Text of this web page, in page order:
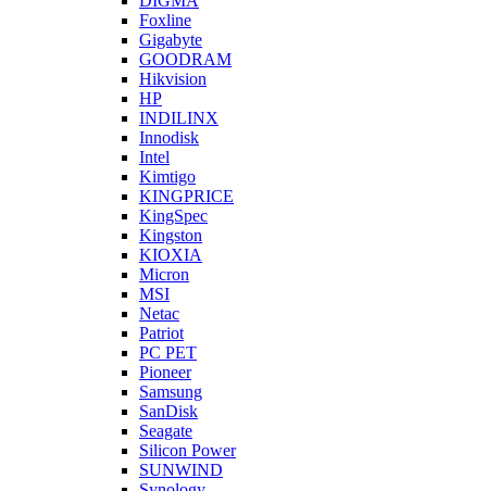
Foxline
Gigabyte
GOODRAM
Hikvision
HP
INDILINX
Innodisk
Intel
Kimtigo
KINGPRICE
KingSpec
Kingston
KIOXIA
Micron
MSI
Netac
Patriot
PC PET
Pioneer
Samsung
SanDisk
Seagate
Silicon Power
SUNWIND